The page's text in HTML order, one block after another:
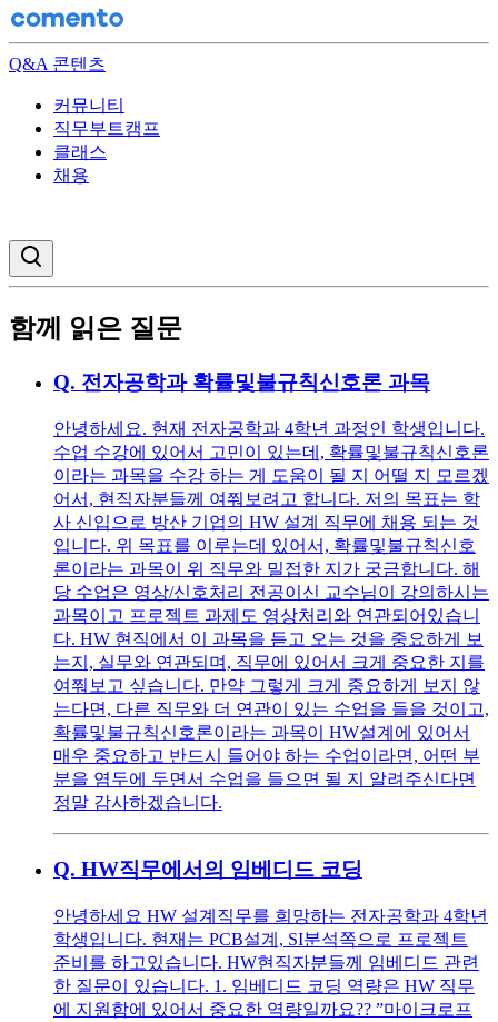
Q&A 콘텐츠
커뮤니티
직무부트캠프
클래스
채용
함께 읽은 질문
Q. 전자공학과 확률및불규칙신호론 과목
안녕하세요. 현재 전자공학과 4학년 과정인 학생입니다.
수업 수강에 있어서 고민이 있는데, 확률및불규칙신호론
이라는 과목을 수강 하는 게 도움이 될 지 어떨 지 모르겠
어서, 현직자분들께 여쭤보려고 합니다. 저의 목표는 학
사 신입으로 방산 기업의 HW 설계 직무에 채용 되는 것
입니다. 위 목표를 이루는데 있어서, 확률및불규칙신호
론이라는 과목이 위 직무와 밀접한 지가 궁금합니다. 해
당 수업은 영상/신호처리 전공이신 교수님이 강의하시는
과목이고 프로젝트 과제도 영상처리와 연관되어있습니
다. HW 현직에서 이 과목을 듣고 오는 것을 중요하게 보
는지, 실무와 연관되며, 직무에 있어서 크게 중요한 지를
여쭤보고 싶습니다. 만약 그렇게 크게 중요하게 보지 않
는다면, 다른 직무와 더 연관이 있는 수업을 들을 것이고,
확률및불규칙신호론이라는 과목이 HW설계에 있어서
매우 중요하고 반드시 들어야 하는 수업이라면, 어떤 부
분을 염두에 두면서 수업을 들으면 될 지 알려주신다면
정말 감사하겠습니다.
Q. HW직무에서의 임베디드 코딩
안녕하세요 HW 설계직무를 희망하는 전자공학과 4학년
학생입니다. 현재는 PCB설계, SI분석쪽으로 프로젝트
준비를 하고있습니다. HW현직자분들께 임베디드 관련
한 질문이 있습니다. 1. 임베디드 코딩 역량은 HW 직무
에 지원함에 있어서 중요한 역량일까요?? ”마이크로프